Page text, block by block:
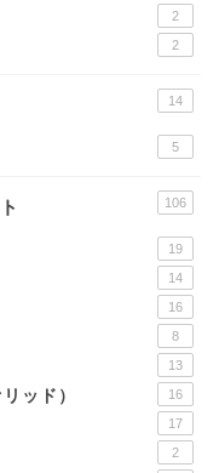
2
2
14
5
106
19
14
16
8
13
ッド） 16
17
2